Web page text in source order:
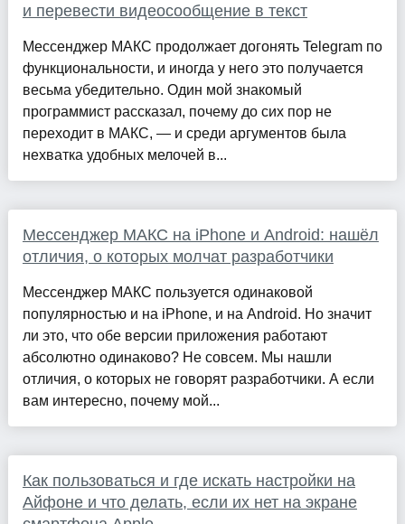
и перевести видеосообщение в текст
Мессенджер МАКС продолжает догонять Telegram по
функциональности, и иногда у него это получается
весьма убедительно. Один мой знакомый
программист рассказал, почему до сих пор не
переходит в МАКС, — и среди аргументов была
нехватка удобных мелочей в...
Мессенджер МАКС на iPhone и Android: нашёл
отличия, о которых молчат разработчики
Мессенджер МАКС пользуется одинаковой
популярностью и на iPhone, и на Android. Но значит
ли это, что обе версии приложения работают
абсолютно одинаково? Не совсем. Мы нашли
отличия, о которых не говорят разработчики. А если
вам интересно, почему мой...
Как пользоваться и где искать настройки на
Айфоне и что делать, если их нет на экране